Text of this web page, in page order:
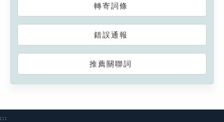
轉寄詞條
錯誤通報
推薦關聯詞
:::